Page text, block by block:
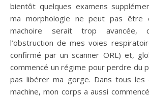
bientôt quelques examens
ma morphologie ne peut pas être
machoire serait trop avancée,
l’obstruction de mes voies
confirmé par un scanner ORL) et,
commencé un régime pour perdre du
pas libérer ma gorge. Dans tous les
machine, mon corps a aussi